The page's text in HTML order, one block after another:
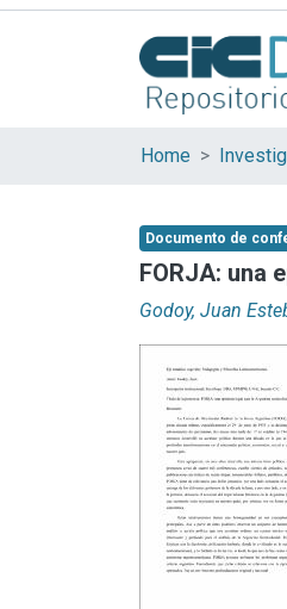
Home
Documento de
FORJA: una
Godoy, Juan